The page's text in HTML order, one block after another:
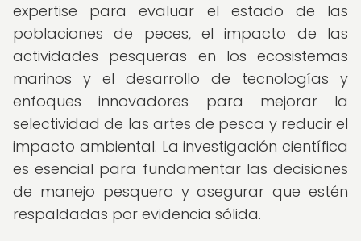
expertise para evaluar el estado de las
poblaciones de peces, el impacto de las
actividades pesqueras en los ecosistemas
marinos y el desarrollo de tecnologías y
enfoques innovadores para mejorar la
selectividad de las artes de pesca y reducir el
impacto ambiental. La investigación científica
es esencial para fundamentar las decisiones
de manejo pesquero y asegurar que estén
respaldadas por evidencia sólida.